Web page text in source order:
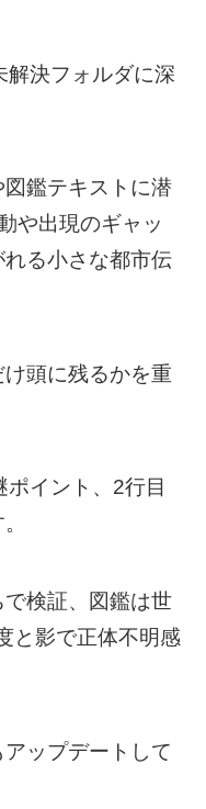
解決フォルダに深
鑑テキストに潜
や出現のギャッ
る小さな都市伝
頭に残るかを重
イント、2行目
検証、図鑑は世
と影で正体不明感
ップデートして